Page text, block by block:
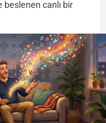
beslenen canlı bir